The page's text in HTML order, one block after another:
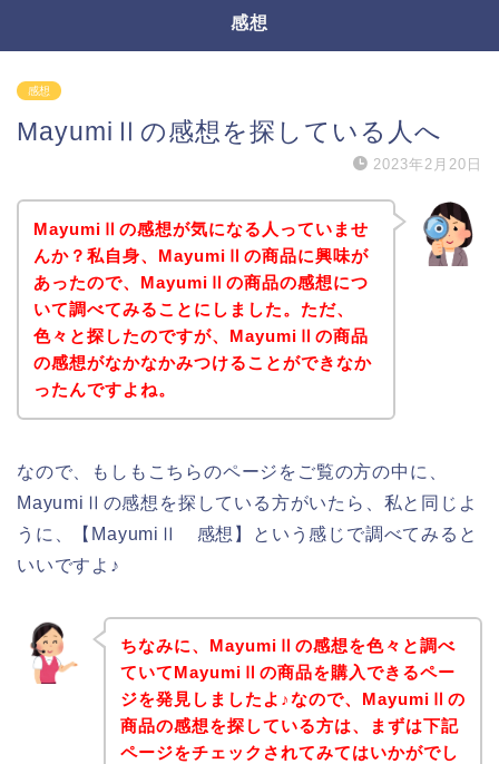
感想
感想
MayumiⅡの感想を探している人へ
2023年2月20日
MayumiⅡの感想が気になる人っていませ
んか？私自身、MayumiⅡの商品に興味が
あったので、MayumiⅡの商品の感想につ
いて調べてみることにしました。ただ、
色々と探したのですが、MayumiⅡの商品
の感想がなかなかみつけることができなか
ったんですよね。
なので、もしもこちらのページをご覧の方の中に、
MayumiⅡの感想を探している方がいたら、私と同じよ
うに、【MayumiⅡ 感想】という感じで調べてみると
いいですよ♪
ちなみに、MayumiⅡの感想を色々と調べ
ていてMayumiⅡの商品を購入できるペー
ジを発見しましたよ♪なので、MayumiⅡの
商品の感想を探している方は、まずは下記
ページをチェックされてみてはいかがでし